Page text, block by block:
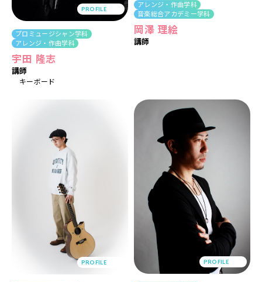
PROFILE
プロミュージシャン学科
アレンジ・作曲学科
宇田 隆志
講師
キーボード
アレンジ・作曲学科
音楽総合アカデミー学科
岡澤 理絵
講師
PROFILE PROFILE